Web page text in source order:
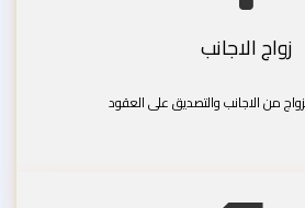
زواج الاجانب
من الاجانب والتصديق على العقود